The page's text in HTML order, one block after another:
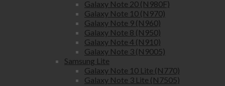
Galaxy Note 20 (N980F)
Galaxy Note 10 (N970)
Galaxy Note 9 (N960)
Galaxy Note 8 (N950)
Galaxy Note 4 (N910)
Galaxy Note 3 (N9005)
Samsung Lite
Galaxy Note 10 Lite (N770)
Galaxy Note 3 Lite (N7505)